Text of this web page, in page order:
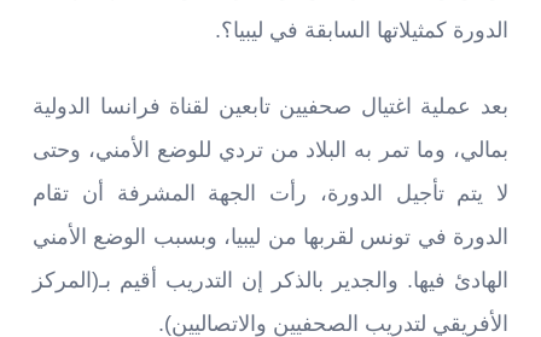
الدورة كمثيلاتها السابقة في ليبيا؟.
بعد عملية اغتيال صحفيين تابعين لقناة فرانسا الدولية
بمالي، وما تمر به البلاد من تردي للوضع الأمني، وحتى
لا يتم تأجيل الدورة، رأت الجهة المشرفة أن تقام
الدورة في تونس لقربها من ليبيا، وبسبب الوضع الأمني
الهادئ فيها. والجدير بالذكر إن التدريب أقيم بـ(المركز
الأفريقي لتدريب الصحفيين والاتصاليين).